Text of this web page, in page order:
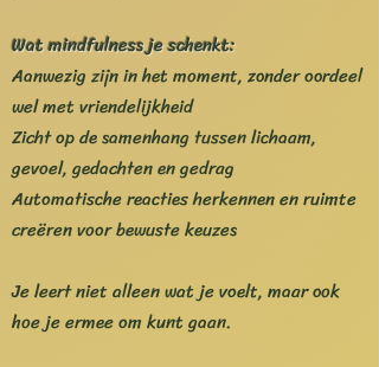
Wat mindfulness je schenkt:
Aanwezig zijn in het moment, zonder oordeel
wel met vriendelijkheid
Zicht op de samenhang tussen lichaam,
gevoel, gedachten en gedrag
Automatische reacties herkennen en ruimte
creëren voor bewuste keuzes
Je leert niet alleen wat je voelt, maar ook
hoe je ermee om kunt gaan.